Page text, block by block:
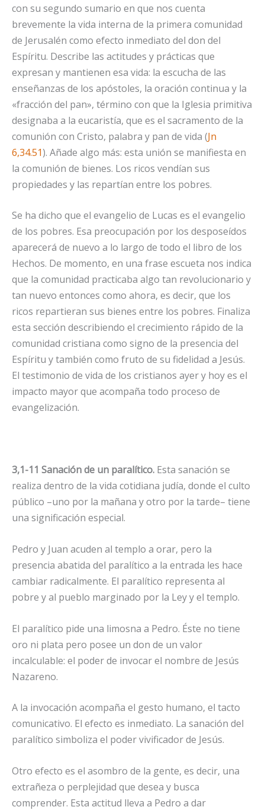
con su segundo sumario en que nos cuenta
brevemente la vida interna de la primera comunidad
de Jerusalén como efecto inmediato del don del
Espíritu. Describe las actitudes y prácticas que
expresan y mantienen esa vida: la escucha de las
enseñanzas de los apóstoles, la oración continua y la
«fracción del pan», término con que la Iglesia primitiva
designaba a la eucaristía, que es el sacramento de la
comunión con Cristo, palabra y pan de vida (Jn
6,34.51). Añade algo más: esta unión se manifiesta en
la comunión de bienes. Los ricos vendían sus
propiedades y las repartían entre los pobres.
Se ha dicho que el evangelio de Lucas es el evangelio
de los pobres. Esa preocupación por los desposeídos
aparecerá de nuevo a lo largo de todo el libro de los
Hechos. De momento, en una frase escueta nos indica
que la comunidad practicaba algo tan revolucionario y
tan nuevo entonces como ahora, es decir, que los
ricos repartieran sus bienes entre los pobres. Finaliza
esta sección describiendo el crecimiento rápido de la
comunidad cristiana como signo de la presencia del
Espíritu y también como fruto de su fidelidad a Jesús.
El testimonio de vida de los cristianos ayer y hoy es el
impacto mayor que acompaña todo proceso de
evangelización.
3,1-11 Sanación de un paralítico. Esta sanación se
realiza dentro de la vida cotidiana judía, donde el culto
público –uno por la mañana y otro por la tarde– tiene
una significación especial.
Pedro y Juan acuden al templo a orar, pero la
presencia abatida del paralítico a la entrada les hace
cambiar radicalmente. El paralítico representa al
pobre y al pueblo marginado por la Ley y el templo.
El paralítico pide una limosna a Pedro. Éste no tiene
oro ni plata pero posee un don de un valor
incalculable: el poder de invocar el nombre de Jesús
Nazareno.
A la invocación acompaña el gesto humano, el tacto
comunicativo. El efecto es inmediato. La sanación del
paralítico simboliza el poder vivificador de Jesús.
Otro efecto es el asombro de la gente, es decir, una
extrañeza o perplejidad que desea y busca
comprender. Esta actitud lleva a Pedro a dar